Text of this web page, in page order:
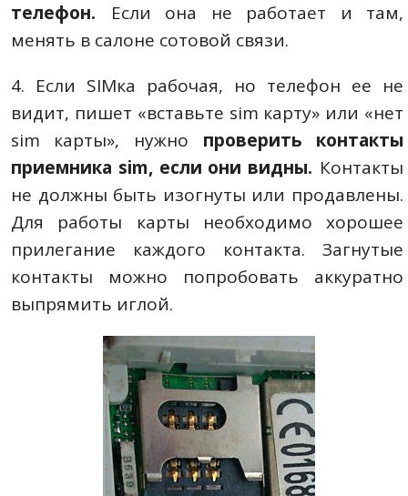
телефон. Если она не работает и там,
менять в салоне сотовой связи.
4. Если SIMка рабочая, но телефон ее не
видит, пишет «вставьте sim карту» или «нет
sim карты», нужно проверить контакты
приемника sim, если они видны. Контакты
не должны быть изогнуты или продавлены.
Для работы карты необходимо хорошее
прилегание каждого контакта. Загнутые
контакты можно попробовать аккуратно
выпрямить иглой.